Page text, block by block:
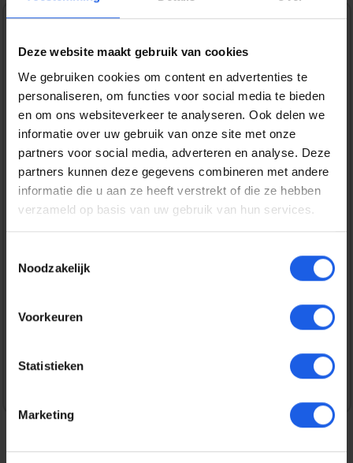
Deze website maakt gebruik van cookies
We gebruiken cookies om content en advertenties te
personaliseren, om functies voor social media te bieden
en om ons websiteverkeer te analyseren. Ook delen we
informatie over uw gebruik van onze site met onze
partners voor social media, adverteren en analyse. Deze
partners kunnen deze gegevens combineren met andere
informatie die u aan ze heeft verstrekt of die ze hebben
verzameld op basis van uw gebruik van hun services.
Noodzakelijk
Voorkeuren
Statistieken
Marketing
Bestel nu
Productnummer:
JBL225693
EAN:
1200130034282
JBL
14 dagen bedenktijd